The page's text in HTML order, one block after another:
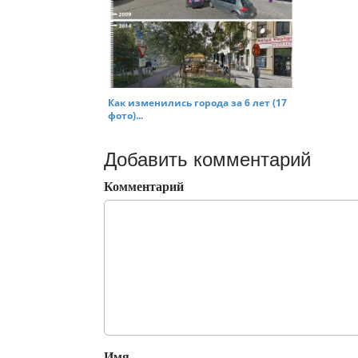
Как изменились города за 6 лет (17
фото)...
Добавить комментарий
Комментарий